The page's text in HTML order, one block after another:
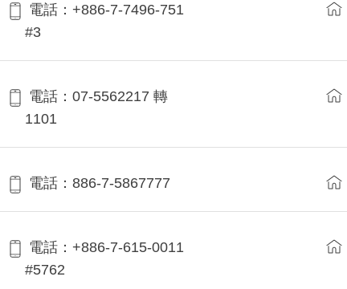
電話：+886-7-7496-751
#3
電話：07-5562217 轉
1101
電話：886-7-5867777
電話：+886-7-615-0011
#5762